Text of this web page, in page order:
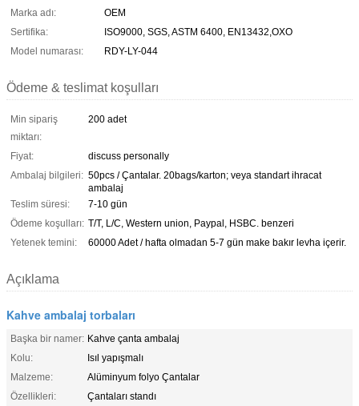
Marka adı:
OEM
Sertifika:
ISO9000, SGS, ASTM 6400, EN13432,OXO
Model numarası:
RDY-LY-044
Ödeme & teslimat koşulları
Min sipariş
miktarı:
200 adet
Fiyat:
discuss personally
Ambalaj bilgileri: 50pcs / Çantalar. 20bags/karton; veya standart ihracat
ambalaj
Teslim süresi:
7-10 gün
Ödeme koşulları: T/T, L/C, Western union, Paypal, HSBC. benzeri
Yetenek temini:
60000 Adet / hafta olmadan 5-7 gün make bakır levha içerir.
Açıklama
Kahve ambalaj torbaları
Başka bir namer: Kahve çanta ambalaj
Kolu:
Isıl yapışmalı
Malzeme:
Alüminyum folyo Çantalar
Özellikleri:
Çantaları standı